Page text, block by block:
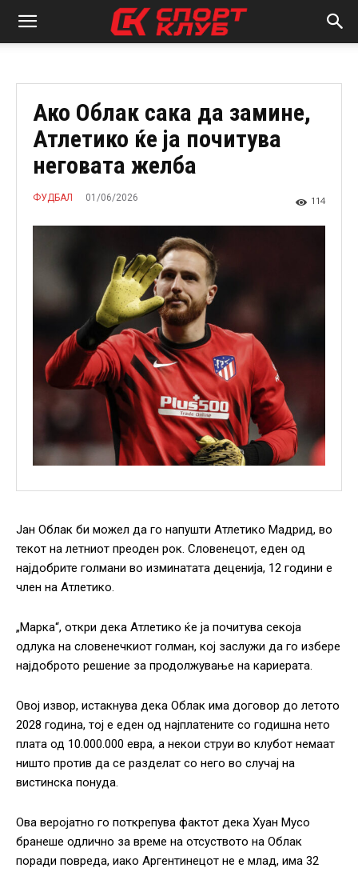
Ако Облак сака да замине,
Атлетико ќе ја почитува
неговата желба
ФУДБАЛ 01/06/2026 114
Јан Облак би можел да го напушти Атлетико Мадрид, во
текот на летниот преоден рок. Словенецот, еден од
најдобрите голмани во изминатата деценија, 12 години е
член на Атлетико.
„Марка“, откри дека Атлетико ќе ја почитува секоја
одлука на словенечкиот голман, кој заслужи да го избере
најдоброто решение за продолжување на кариерата.
Овој извор, истакнува дека Облак има договор до летото
2028 година, тој е еден од најплатените со годишна нето
плата од 10.000.000 евра, а некои струи во клубот немаат
ништо против да се разделат со него во случај на
вистинска понуда.
Ова веројатно го поткрепува фактот дека Хуан Мусо
бранеше одлично за време на отсуството на Облак
поради повреда, иако Аргентинецот не е млад, има 32